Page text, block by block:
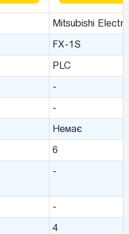
Mitsubishi
FX-1S
PLC
-
-
Немає
6
-
-
4